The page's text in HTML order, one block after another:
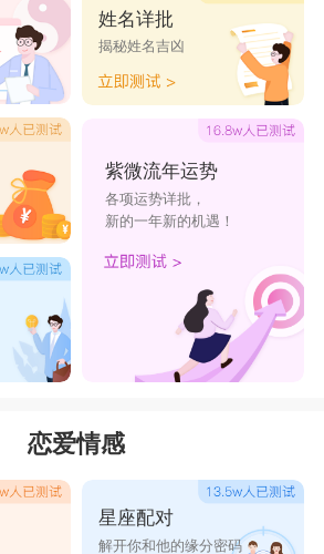
姓名详批
揭秘姓名吉凶
紫微流年运势
各项运势详批，
新的一年新的机遇！
恋爱情感
星座配对
解开你和他的缘分密码